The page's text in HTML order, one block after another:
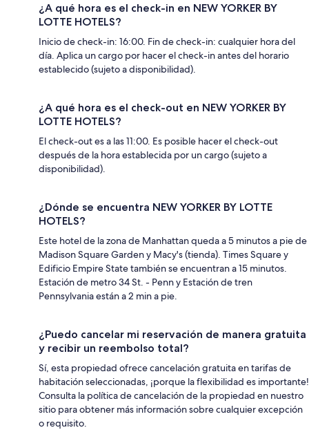
¿A qué hora es el check-in en NEW YORKER BY
LOTTE HOTELS?
Inicio de check-in: 16:00. Fin de check-in: cualquier hora del
día. Aplica un cargo por hacer el check-in antes del horario
establecido (sujeto a disponibilidad).
¿A qué hora es el check-out en NEW YORKER BY
LOTTE HOTELS?
El check-out es a las 11:00. Es posible hacer el check-out
después de la hora establecida por un cargo (sujeto a
disponibilidad).
¿Dónde se encuentra NEW YORKER BY LOTTE
HOTELS?
Este hotel de la zona de Manhattan queda a 5 minutos a pie de
Madison Square Garden y Macy's (tienda). Times Square y
Edificio Empire State también se encuentran a 15 minutos.
Estación de metro 34 St. - Penn y Estación de tren
Pennsylvania están a 2 min a pie.
¿Puedo cancelar mi reservación de manera gratuita
y recibir un reembolso total?
Sí, esta propiedad ofrece cancelación gratuita en tarifas de
habitación seleccionadas, ¡porque la flexibilidad es importante!
Consulta la política de cancelación de la propiedad en nuestro
sitio para obtener más información sobre cualquier excepción
o requisito.